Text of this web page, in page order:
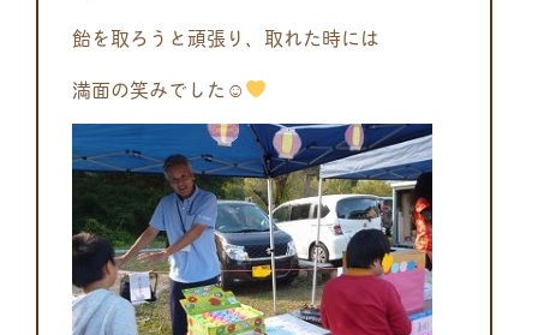
飴を取ろうと頑張り、取れた時には
満面の笑みでした☺